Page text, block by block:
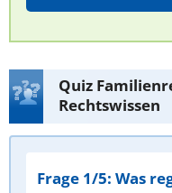
Quiz
Rechtswissen
Frage 1/5: Was